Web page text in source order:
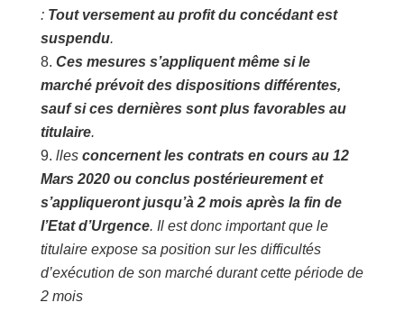
: Tout versement au profit du concédant est
suspendu.
Ces mesures s’appliquent même si le
marché prévoit des dispositions différentes,
sauf si ces dernières sont plus favorables au
titulaire.
lles concernent les contrats en cours au 12
Mars 2020 ou conclus postérieurement et
s’appliqueront jusqu’à 2 mois après la fin de
l’Etat d’Urgence. Il est donc important que le
titulaire expose sa position sur les difficultés
d’exécution de son marché durant cette période de
2 mois